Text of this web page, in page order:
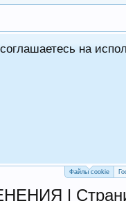
на
Файлы cookie
|